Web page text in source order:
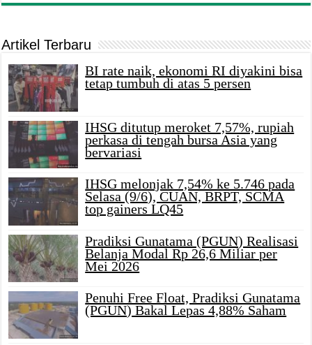
Artikel Terbaru
BI rate naik, ekonomi RI diyakini bisa
tetap tumbuh di atas 5 persen
IHSG ditutup meroket 7,57%, rupiah
perkasa di tengah bursa Asia yang
bervariasi
IHSG melonjak 7,54% ke 5.746 pada
Selasa (9/6), CUAN, BRPT, SCMA
top gainers LQ45
Pradiksi Gunatama (PGUN) Realisasi
Belanja Modal Rp 26,6 Miliar per
Mei 2026
Penuhi Free Float, Pradiksi Gunatama
(PGUN) Bakal Lepas 4,88% Saham